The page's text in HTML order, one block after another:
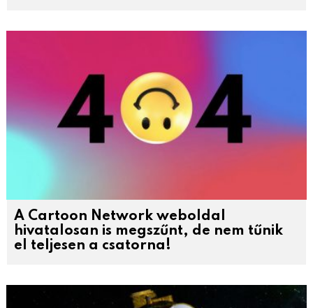
A Cartoon Network weboldal
hivatalosan is megszűnt, de nem tűnik
el teljesen a csatorna!